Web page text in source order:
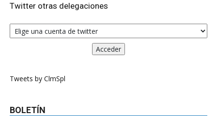
Twitter otras delegaciones
Tweets by ClmSpl
BOLETÍN